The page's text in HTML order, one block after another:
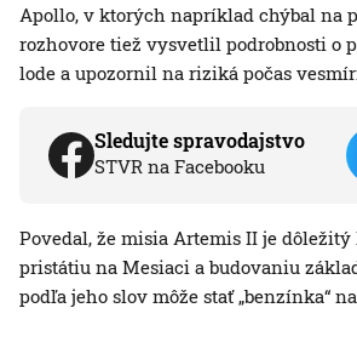
Apollo, v ktorých napríklad chýbal na
rozhovore tiež vysvetlil podrobnosti o
lode a upozornil na riziká počas
Sledujte spravodajstvo
STVR na Facebooku
Povedal, že misia Artemis II je
pristátiu na Mesiaci a budovaniu
podľa jeho slov môže stať „benzínka“